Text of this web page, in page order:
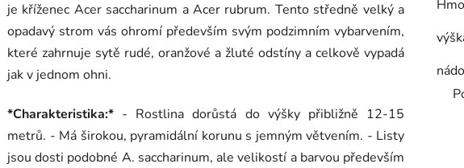
5
hvězdiček.
je kříženec Acer saccharinum a Acer rubrum. Tento středně velký a
opadavý strom vás ohromí především svým podzimním vybarvením,
které zahrnuje sytě rudé, oranžové a žluté odstíny a celkově vypadá
jak v jednom ohni.
*Charakteristika:* - Rostlina dorůstá do výšky přibližně 12-15
metrů. - Má širokou, pyramidální korunu s jemným větvením. - Listy
jsou dosti podobné A. saccharinum, ale velikostí a barvou především